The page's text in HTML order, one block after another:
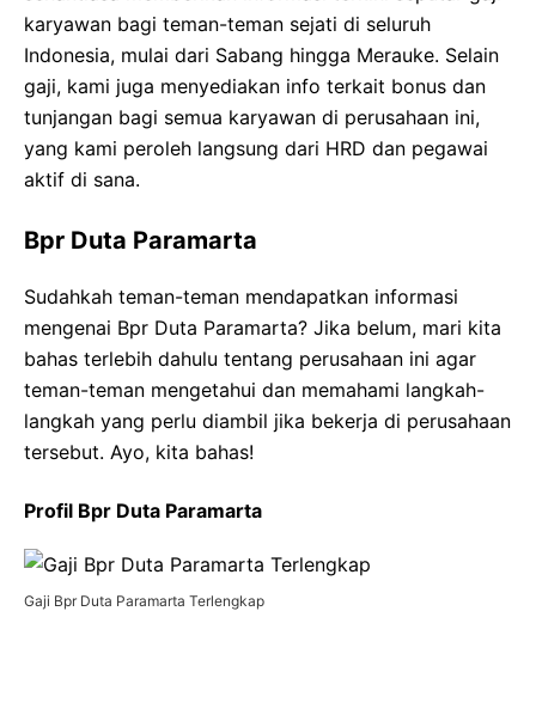
karyawan bagi teman-teman sejati di seluruh
Indonesia, mulai dari Sabang hingga Merauke. Selain
gaji, kami juga menyediakan info terkait bonus dan
tunjangan bagi semua karyawan di perusahaan ini,
yang kami peroleh langsung dari HRD dan pegawai
aktif di sana.
Bpr Duta Paramarta
Sudahkah teman-teman mendapatkan informasi
mengenai Bpr Duta Paramarta? Jika belum, mari kita
bahas terlebih dahulu tentang perusahaan ini agar
teman-teman mengetahui dan memahami langkah-
langkah yang perlu diambil jika bekerja di perusahaan
tersebut. Ayo, kita bahas!
Profil Bpr Duta Paramarta
Gaji Bpr Duta Paramarta Terlengkap